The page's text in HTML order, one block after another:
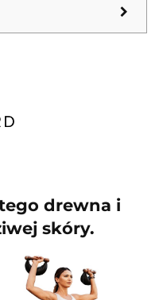
drewna i
skóry.